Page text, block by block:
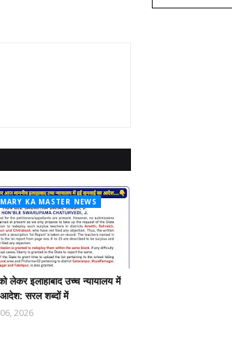
KA MASTER NEWS
लेकर इलाहाबाद उच्च न्यायालय में
सरल शब्दों में
2026